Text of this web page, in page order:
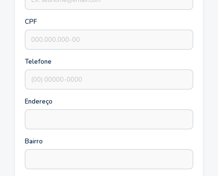
CPF
Telefone
Endereço
Bairro